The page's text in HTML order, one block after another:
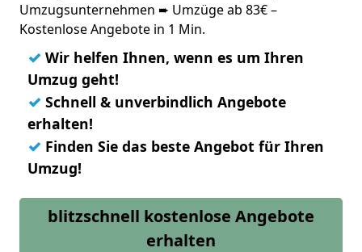
Umzugsunternehmen ➨ Umzüge ab 83€ –
Kostenlose Angebote in 1 Min.
✓ Wir helfen Ihnen, wenn es um Ihren
Umzug geht!
✓ Schnell & unverbindlich Angebote
erhalten!
✓ Finden Sie das beste Angebot für Ihren
Umzug!
blitzschnell kostenlose Angebote
erhalten